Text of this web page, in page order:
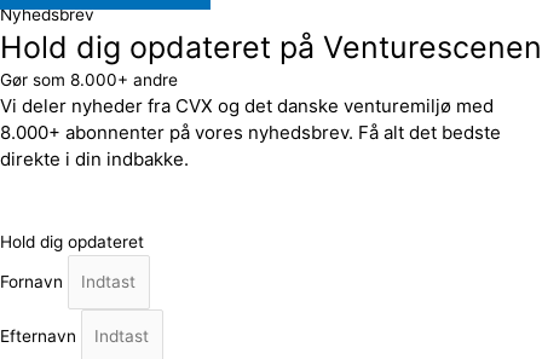
Nyhedsbrev
Hold dig opdateret på Venturescenen
Gør som 8.000+ andre
Vi deler nyheder fra CVX og det danske venturemiljø med
8.000+ abonnenter på vores nyhedsbrev. Få alt det bedste
direkte i din indbakke.
Hold dig opdateret
Fornavn
Efternavn